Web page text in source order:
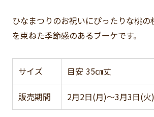
ひなまつりのお祝いにぴったりな桃
を束ねた季節感のあるブーケです。
サイズ 目安 35㎝丈
販売期間 2月2日(月)～3月3日(火)